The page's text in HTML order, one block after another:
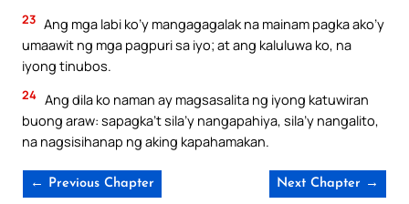
23 Ang mga labi ko’y mangagagalak na mainam pagka ako’y
umaawit ng mga pagpuri sa iyo; at ang kaluluwa ko, na
iyong tinubos.
24 Ang dila ko naman ay magsasalita ng iyong katuwiran
buong araw: sapagka’t sila’y nangapahiya, sila’y nangalito,
na nagsisihanap ng aking kapahamakan.
← Previous Chapter Next Chapter →